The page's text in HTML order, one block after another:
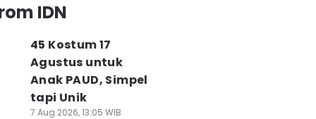
IDN
45 Kostum 17
Agustus untuk
Anak PAUD, Simpel
tapi Unik
7 Aug 2026, 13:05 WIB